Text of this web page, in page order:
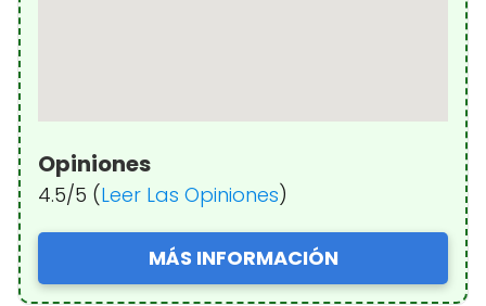
Opiniones
4.5/5 (Leer Las Opiniones)
MÁS INFORMACIÓN